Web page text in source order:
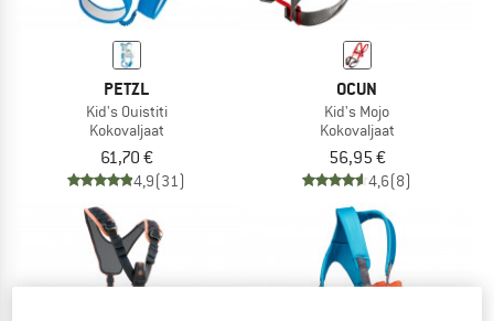
PETZL
Kid's Ouistiti
Kokovaljaat
61,70 €
4,9(31)
OCUN
Kid's Mojo
Kokovaljaat
56,95 €
4,6(8)